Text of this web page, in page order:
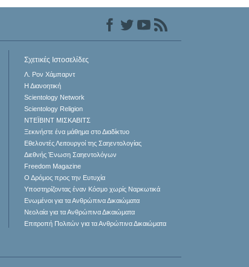
Σχετικές Ιστοσελίδες
Λ. Ρον Χάμπαρντ
Η Διανοητική
Scientology Network
Scientology Religion
ΝΤΕΪΒΙΝΤ ΜΙΣΚAΒΙΤΣ
Ξεκινήστε ένα μάθημα στο Διαδίκτυο
Εθελοντές Λειτουργοί της Σαηεντολογίας
Διεθνής Ένωση Σαηεντολόγων
Freedom Magazine
Ο Δρόμος προς την Ευτυχία
Υποστηρίζοντας έναν Κόσμο χωρίς Ναρκωτικά
Ενωµένοι για τα Ανθρώπινα Δικαιώµατα
Νεολαία για τα Ανθρώπινα Δικαιώματα
Επιτροπή Πολιτών για τα Ανθρώπινα Δικαιώματα